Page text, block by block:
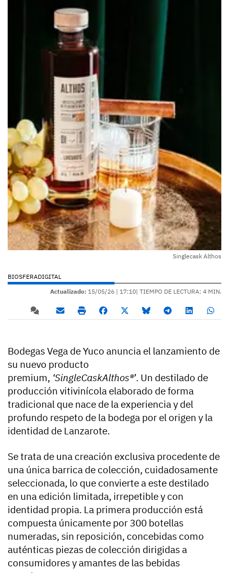
Singlecask Althos
BIOSFERADIGITAL
Actualizado: 15/05/26 | 17:10| TIEMPO DE LECTURA: 4 MIN.
Bodegas Vega de Yuco anuncia el lanzamiento de
su nuevo producto
premium, ‘SingleCaskAlthos®’. Un destilado de
producción vitivinícola elaborado de forma
tradicional que nace de la experiencia y del
profundo respeto de la bodega por el origen y la
identidad de Lanzarote.
Se trata de una creación exclusiva procedente de
una única barrica de colección, cuidadosamente
seleccionada, lo que convierte a este destilado
en una edición limitada, irrepetible y con
identidad propia. La primera producción está
compuesta únicamente por 300 botellas
numeradas, sin reposición, concebidas como
auténticas piezas de colección dirigidas a
consumidores y amantes de las bebidas